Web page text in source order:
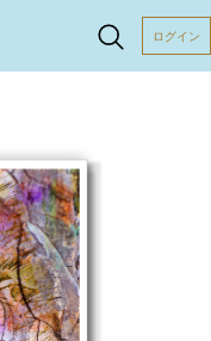
ログイン